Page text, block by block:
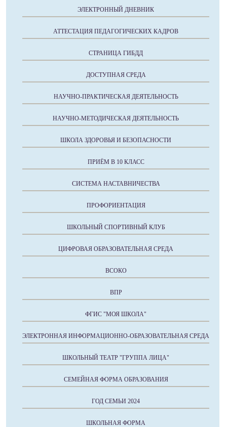
ЭЛЕКТРОННЫЙ ДНЕВНИК
АТТЕСТАЦИЯ ПЕДАГОГИЧЕСКИХ КАДРОВ
СТРАНИЦА ГИБДД
ДОСТУПНАЯ СРЕДА
НАУЧНО-ПРАКТИЧЕСКАЯ ДЕЯТЕЛЬНОСТЬ
НАУЧНО-МЕТОДИЧЕСКАЯ ДЕЯТЕЛЬНОСТЬ
ШКОЛА ЗДОРОВЬЯ И БЕЗОПАСНОСТИ
ПРИЁМ В 10 КЛАСС
СИСТЕМА НАСТАВНИЧЕСТВА
ПРОФОРИЕНТАЦИЯ
ШКОЛЬНЫЙ СПОРТИВНЫЙ КЛУБ
ЦИФРОВАЯ ОБРАЗОВАТЕЛЬНАЯ СРЕДА
ВСОКО
ВПР
ФГИС "МОЯ ШКОЛА"
ЭЛЕКТРОННАЯ ИНФОРМАЦИОННО-ОБРАЗОВАТЕЛЬНАЯ СРЕДА
ШКОЛЬНЫЙ ТЕАТР "ГРУППА ЛИЦА"
СЕМЕЙНАЯ ФОРМА ОБРАЗОВАНИЯ
ГОД СЕМЬИ 2024
ШКОЛЬНАЯ ФОРМА